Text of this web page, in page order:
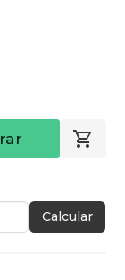
Calcular